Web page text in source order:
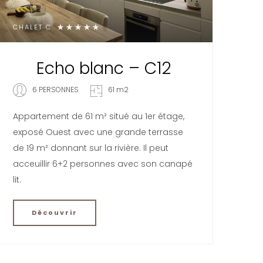
CHALET C
Echo blanc – C12
6 PERSONNES 61 m2
Appartement de 61 m² situé au 1er étage,
exposé Ouest avec une grande terrasse
de 19 m² donnant sur la rivière. Il peut
acceuillir 6+2 personnes avec son canapé
lit.
Découvrir